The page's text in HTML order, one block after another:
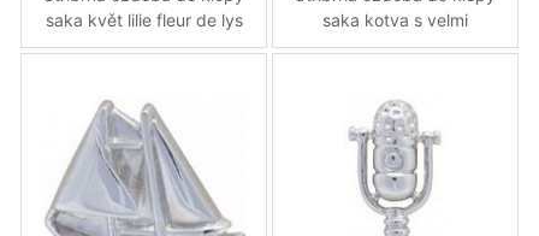
saka květ lilie fleur de lys
saka kotva s velmi
propracovanými detaily